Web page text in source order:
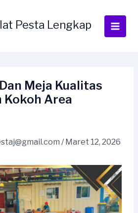
Pesta Lengkap
Meja Kualitas
Kokoh Area
/ Maret 12, 2026